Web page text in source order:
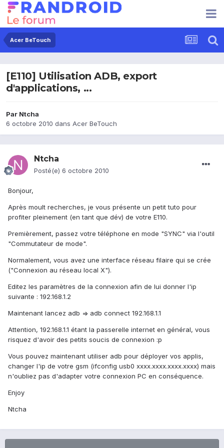
Acer BeTouch
[E110] Utilisation ADB, export
d'applications, ...
Par Ntcha
6 octobre 2010 dans Acer BeTouch
Ntcha
Posté(e) 6 octobre 2010
Bonjour,
Après moult recherches, je vous présente un petit tuto pour
profiter pleinement (en tant que dév) de votre E110.
Premièrement, passez votre téléphone en mode "SYNC" via l'outil
"Commutateur de mode".
Normalement, vous avez une interface réseau filaire qui se crée
("Connexion au réseau local X").
Editez les paramètres de la connexion afin de lui donner l'ip
suivante : 192.168.1.2
Maintenant lancez adb => adb connect 192.168.1.1
Attention, 192.168.1.1 étant la passerelle internet en général, vous
risquez d'avoir des petits soucis de connexion :p
Vous pouvez maintenant utiliser adb pour déployer vos applis,
changer l'ip de votre gsm (ifconfig usb0 xxxx.xxxx.xxxx.xxxx) mais
n'oubliez pas d'adapter votre connexion PC en conséquence.
Enjoy
Ntcha